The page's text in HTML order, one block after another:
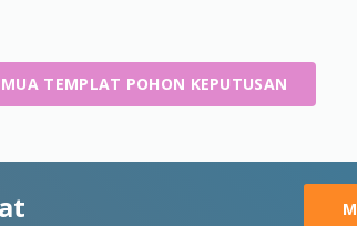
TEMPLAT POHON KEPUTUSAN